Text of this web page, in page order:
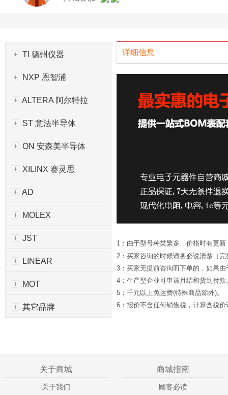
TI 德州仪器
NXP 恩智浦
ALTERA 阿尔特拉
ST 意法半导体
ON 安森美半导体
XILINX 赛灵思
AD
MOLEX
JST
LINEAR
MOT
其它品牌
详细信息
1：由于型号种类繁多，价格时有更
2：买家咨询的时候请务必说清楚（
3：买家无提前咨询而下单的，如果
4：生产型企业可申请月结和货到付款
5：千元以上免运费(特殊商品除外)。
6：报价不含任何销售税，计算含税价
关于商城
关于我们
商城指南
顾客必读